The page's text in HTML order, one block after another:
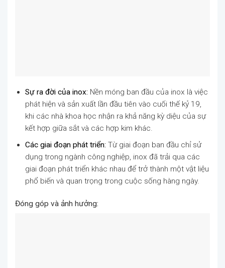
Sự ra đời của inox: Nền móng ban đầu của inox là việc
phát hiện và sản xuất lần đầu tiên vào cuối thế kỷ 19,
khi các nhà khoa học nhận ra khả năng kỳ diệu của sự
kết hợp giữa sắt và các hợp kim khác.
Các giai đoạn phát triển: Từ giai đoạn ban đầu chỉ sử
dụng trong ngành công nghiệp, inox đã trải qua các
giai đoạn phát triển khác nhau để trở thành một vật liệu
phổ biến và quan trọng trong cuộc sống hàng ngày.
Đóng góp và ảnh hưởng: